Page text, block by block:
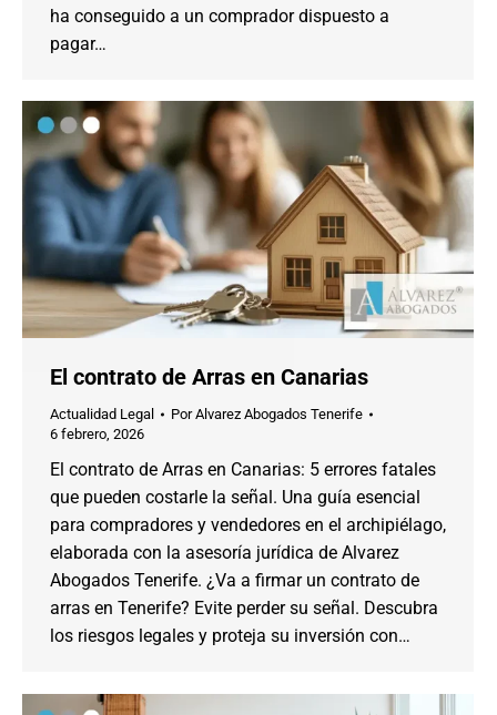
ha conseguido a un comprador dispuesto a
pagar…
El contrato de Arras en Canarias
Actualidad Legal PorAlvarez Abogados Tenerife
6 febrero, 2026
El contrato de Arras en Canarias: 5 errores fatales
que pueden costarle la señal. Una guía esencial
para compradores y vendedores en el archipiélago,
elaborada con la asesoría jurídica de Alvarez
Abogados Tenerife. ¿Va a firmar un contrato de
arras en Tenerife? Evite perder su señal. Descubra
los riesgos legales y proteja su inversión con…